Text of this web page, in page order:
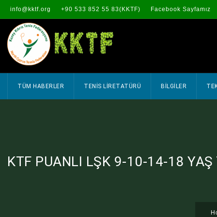
info@kktf.org +90 533 852 55 83(KKTF) Facebook Sayfamız
TÜM HABERLER TENİS LİRETATÜRÜ BİLGİLER
KTF PUANLI LŞK 9-10-14-18